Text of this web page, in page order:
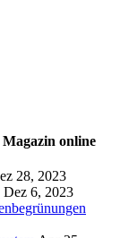
online
28, 2023
Dez 6, 2023